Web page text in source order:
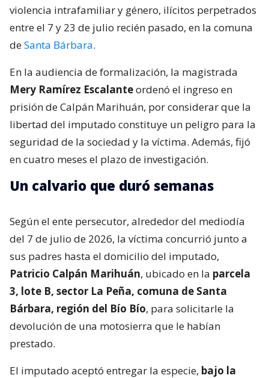
violencia intrafamiliar y género, ilícitos perpetrados
entre el 7 y 23 de julio recién pasado, en la comuna
deSanta Bárbara.
En la audiencia de formalización, la magistrada
Mery Ramírez Escalanteordenó el ingreso en
prisión de Calpán Marihuán, por considerar que la
libertad del imputado constituye un peligro para la
seguridad de la sociedad y la víctima. Además, fijó
en cuatro meses el plazo de investigación.
Un calvario que duró semanas
Según el ente persecutor, alrededor del mediodía
del 7 de julio de 2026, la víctima concurrió junto a
sus padres hasta el domicilio del imputado,
Patricio Calpán Marihuán, ubicado en la parcela
3, lote B, sector La Peña, comuna de Santa
Bárbara, región del Bío Bío, para solicitarle la
devolución de una motosierra que le habían
prestado.
El imputado aceptó entregar la especie, bajo la